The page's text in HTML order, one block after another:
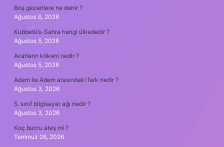
Boş gezenlere ne denir ?
Ağustos 6, 2026
Kubbetü’s-Sahra hangi ülkededir ?
Ağustos 5, 2026
Avarların kökeni nedir ?
Ağustos 5, 2026
Adem ile Adem arasındaki fark nedir ?
Ağustos 3, 2026
5. sınıf bilgisayar ağı nedir ?
Ağustos 3, 2026
Koç burcu ateş mi ?
Temmuz 26, 2026